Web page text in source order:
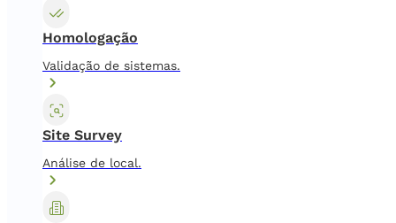
Homologação
Validação de sistemas.
Site Survey
Análise de local.